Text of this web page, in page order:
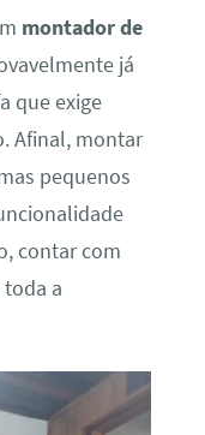
montador de
já
que exige
Afinal, montar
pequenos
contar com
a